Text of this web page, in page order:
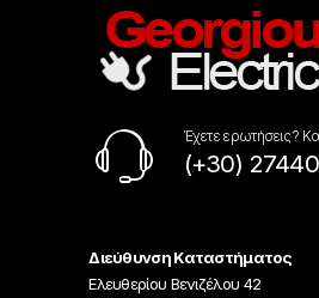
Έχετε ερωτήσεις ?
(+30)
Διεύθυνση Καταστήματος
Ελευθερίου Βενιζέλου 42